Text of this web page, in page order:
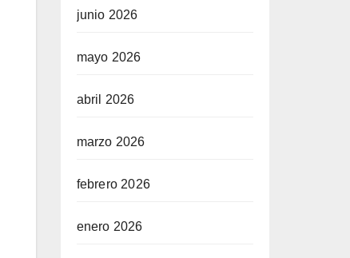
junio 2026
mayo 2026
abril 2026
marzo 2026
febrero 2026
enero 2026